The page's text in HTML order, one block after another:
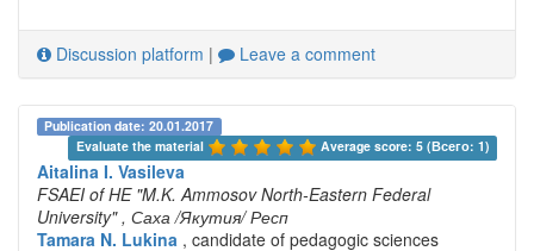
Discussion platform | Leave a comment
Publication date: 20.01.2017
Evaluate the material
Average score: 5 (Всего: 1)
Aitalina I. Vasileva
FSAEI of HE "M.K. Ammosov North-Eastern Federal
University" , Саха /Якутия/ Респ
Tamara N. Lukina , candidate of pedagogic sciences